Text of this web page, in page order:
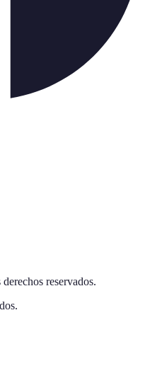
reservados.